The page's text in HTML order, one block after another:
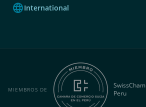
languageInternational
MIEMBROS DE
SwissCham
Peru